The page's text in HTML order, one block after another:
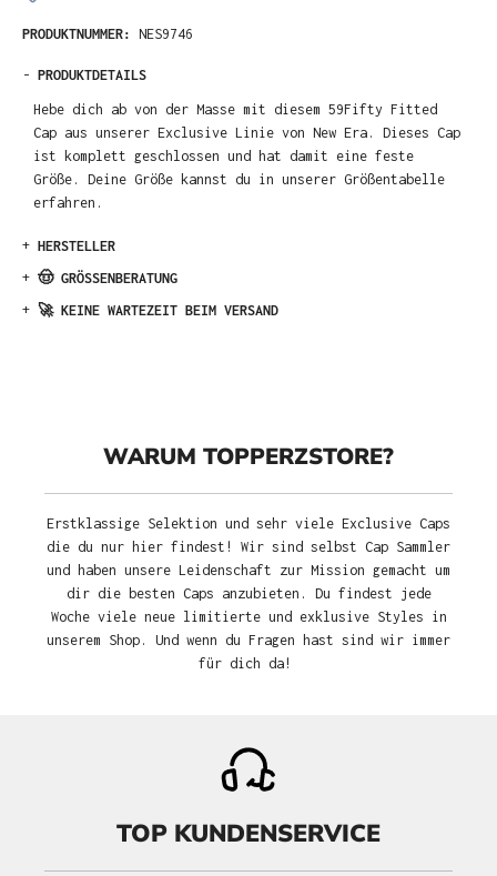
PRODUKTNUMMER: NES9746
- PRODUKTDETAILS
Hebe dich ab von der Masse mit diesem 59Fifty Fitted
Cap aus unserer Exclusive Linie von New Era. Dieses Cap
ist komplett geschlossen und hat damit eine feste
Größe. Deine Größe kannst du in unserer Größentabelle
erfahren.
+ HERSTELLER
+ 🤠 GRÖSSENBERATUNG
+ 🚀 KEINE WARTEZEIT BEIM VERSAND
WARUM TOPPERZSTORE?
Erstklassige Selektion und sehr viele Exclusive Caps
die du nur hier findest! Wir sind selbst Cap Sammler
und haben unsere Leidenschaft zur Mission gemacht um
dir die besten Caps anzubieten. Du findest jede
Woche viele neue limitierte und exklusive Styles in
unserem Shop. Und wenn du Fragen hast sind wir immer
für dich da!
TOP KUNDENSERVICE